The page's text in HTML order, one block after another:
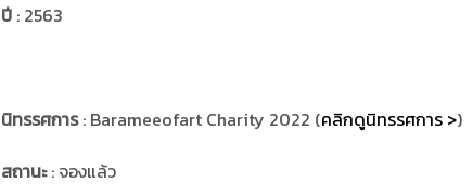
ปี : 2563
นิทรรศการ: Barameeofart Charity 2022 (คลิกดูนิทรรศการ >)
สถานะ: จองแล้ว